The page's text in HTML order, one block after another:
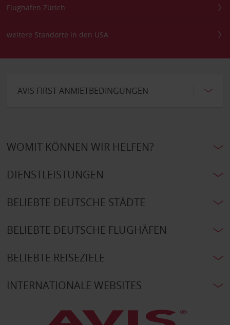
Flughafen Zürich
weitere Standorte in den USA
AVIS FIRST ANMIETBEDINGUNGEN
WOMIT KÖNNEN WIR HELFEN?
DIENSTLEISTUNGEN
BELIEBTE DEUTSCHE STÄDTE
BELIEBTE DEUTSCHE FLUGHÄFEN
BELIEBTE REISEZIELE
INTERNATIONALE WEBSITES